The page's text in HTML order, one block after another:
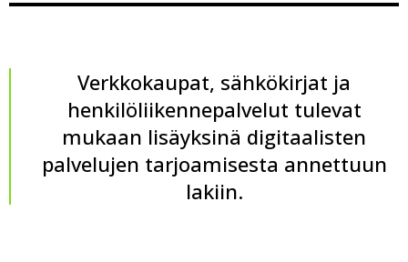
Verkkokaupat, sähkökirjat ja
henkilöliikennepalvelut tulevat
mukaan lisäyksinä digitaalisten
palvelujen tarjoamisesta annettuun
lakiin.